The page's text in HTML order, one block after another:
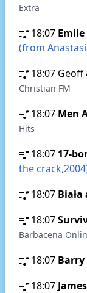
Extra
18:07
(from
18:07 Geoff
Christian FM
18:07 Men
Hits
18:07 17-
the
18:07
18:07
Barbacena
18:07
18:07